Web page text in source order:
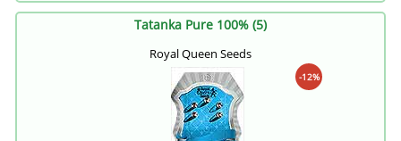
Tatanka Pure 100% (5)
Royal Queen Seeds
-12%